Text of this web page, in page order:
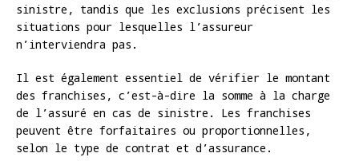
sinistre, tandis que les exclusions précisent les
situations pour lesquelles l’assureur
n’interviendra pas.
Il est également essentiel de vérifier le montant
des franchises, c’est-à-dire la somme à la charge
de l’assuré en cas de sinistre. Les franchises
peuvent être forfaitaires ou proportionnelles,
selon le type de contrat et d’assurance.